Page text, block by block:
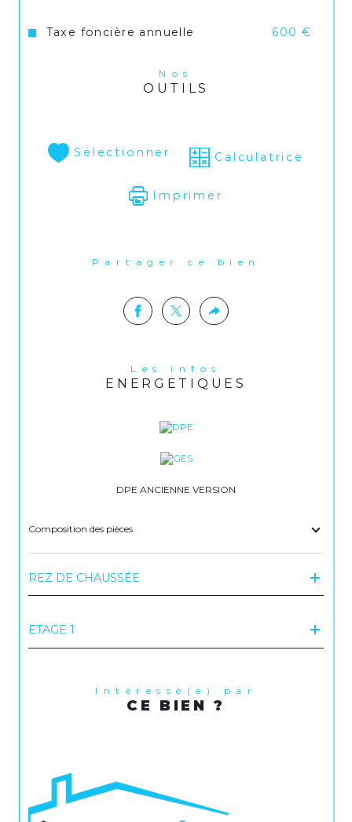
Taxe foncière annuelle 600 €
Nos
OUTILS
Sélectionner Calculatrice
Imprimer
Partager ce bien
Les infos
ENERGETIQUES
DPE ANCIENNE VERSION
Composition des pièces
REZ DE CHAUSSÉE
ETAGE 1
Intéressé(e) par
CE BIEN ?